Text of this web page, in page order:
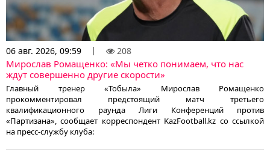
06 авг. 2026, 09:59 208
Мирослав Ромащенко: «Мы четко понимаем, что нас
ждут совершенно другие скорости»
Главный тренер «Тобыла» Мирослав Ромащенко
прокомментировал предстоящий матч третьего
квалификационного раунда Лиги Конференций против
«Партизана», сообщает корреспондент KazFootball.kz со ссылкой
на пресс-службу клуба: